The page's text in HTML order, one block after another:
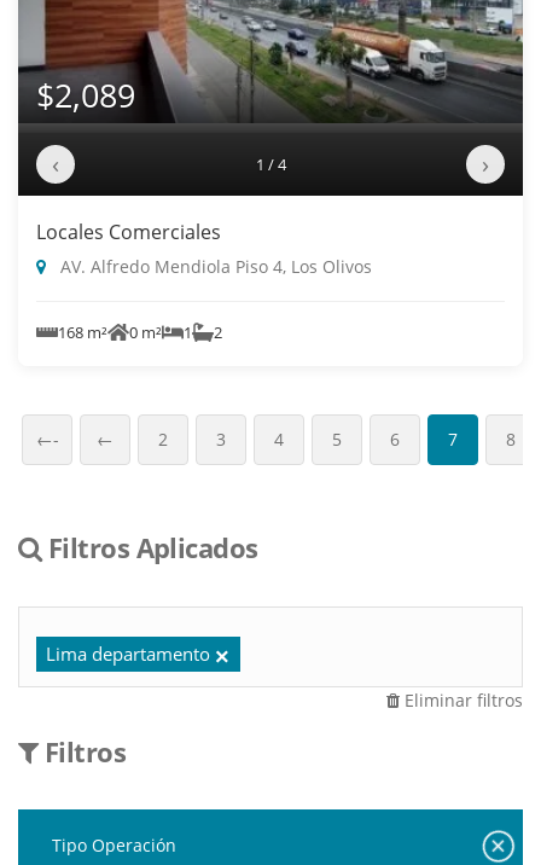
$2,089
‹ 1 / 4 ›
Locales Comerciales
AV. Alfredo Mendiola Piso 4, Los Olivos
168 m² 0 m² 1 2
←- ← 2 3 4 5 6 7 8
Filtros Aplicados
Lima departamento
Eliminar filtros
Filtros
Tipo Operación